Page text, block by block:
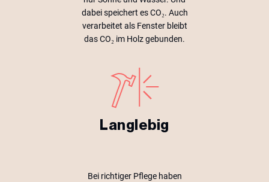
dabei speichert es CO₂. Auch
verarbeitet als Fenster bleibt
das CO₂ im Holz gebunden.
Langlebig
Bei richtiger Pflege haben